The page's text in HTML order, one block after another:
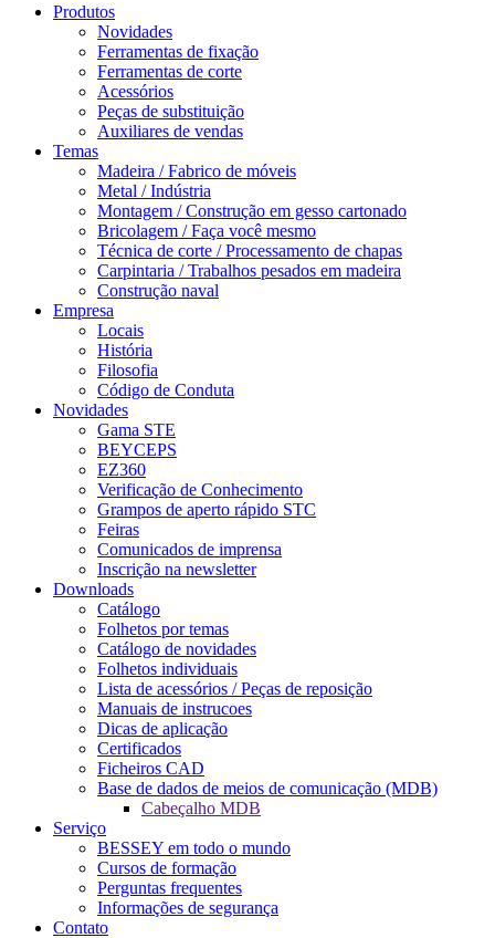
Produtos
Novidades
Ferramentas de fixação
Ferramentas de corte
Acessórios
Peças de substituição
Auxiliares de vendas
Temas
Madeira / Fabrico de móveis
Metal / Indústria
Montagem / Construção em gesso cartonado
Bricolagem / Faça você mesmo
Técnica de corte / Processamento de chapas
Carpintaria / Trabalhos pesados em madeira
Construção naval
Empresa
Locais
História
Filosofia
Código de Conduta
Novidades
Gama STE
BEYCEPS
EZ360
Verificação de Conhecimento
Grampos de aperto rápido STC
Feiras
Comunicados de imprensa
Inscrição na newsletter
Downloads
Catálogo
Folhetos por temas
Catálogo de novidades
Folhetos individuais
Lista de acessórios / Peças de reposição
Manuais de instrucoes
Dicas de aplicação
Certificados
Ficheiros CAD
Base de dados de meios de comunicação (MDB)
Cabeçalho MDB
Serviço
BESSEY em todo o mundo
Cursos de formação
Perguntas frequentes
Informações de segurança
Contato